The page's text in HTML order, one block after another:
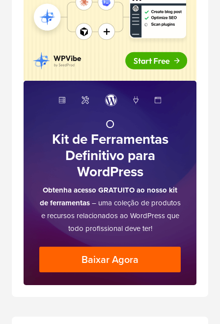
O
Kit de Ferramentas
Definitivo para
WordPress
Obtenha acesso GRATUITO ao nosso kit
de ferramentas– uma coleção de produtos
e recursos relacionados ao WordPress que
todo profissional deve ter!
Baixar Agora